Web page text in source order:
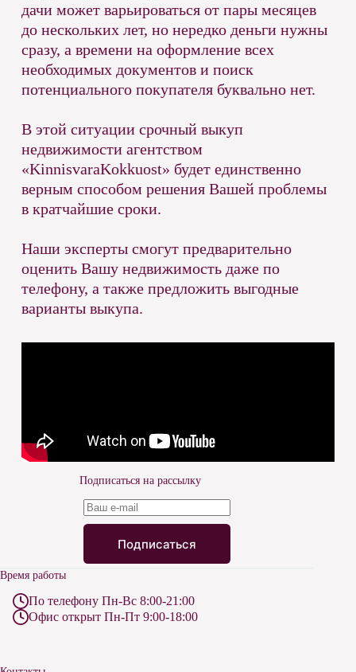
дачи может варьироваться от пары месяцев
до нескольких лет, но нередко деньги нужны
сразу, а времени на оформление всех
необходимых документов и поиск
потенциального покупателя буквально нет.
В этой ситуации срочный выкуп
недвижимости агентством
«KinnisvaraKokkuost» будет единственно
верным способом решения Вашей проблемы
в кратчайшие сроки.
Наши эксперты смогут предварительно
оценить Вашу недвижимость даже по
телефону, а также предложить выгодные
варианты выкупа.
Подписаться на рассылку
Подписаться
Время работы
По телефону Пн-Вс 8:00-21:00
Офис открыт Пн-Пт 9:00-18:00